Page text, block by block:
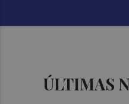
ÚLTIMAS